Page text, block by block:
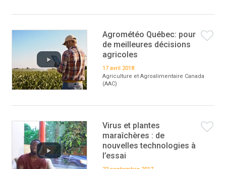
Agrométéo Québec: pour
de meilleures décisions
agricoles
17 avril 2018
Agriculture et Agroalimentaire Canada
(AAC)
Virus et plantes
maraîchères : de
nouvelles technologies à
l’essai